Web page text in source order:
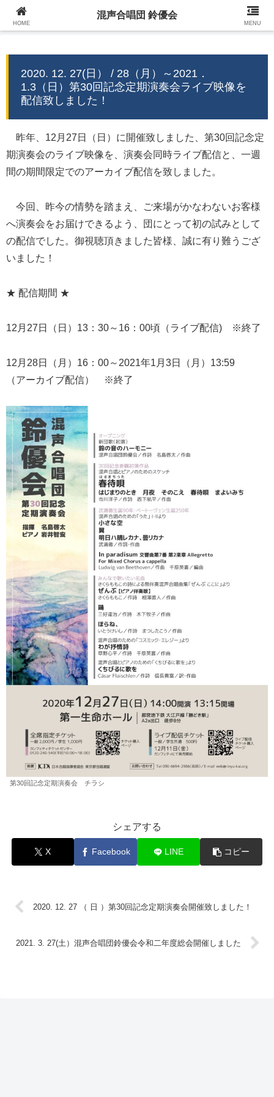
混声合唱団 鈴優会 公式ウェブサイト
2020. 12. 27(日） / 28（月）～2021．
1.3（日）第30回記念定期演奏会ライブ映像を
配信致しました！
昨年、12月27日（日）に開催致しました、第30回記念定
期演奏会のライブ映像を、演奏会同時ライブ配信と、一週
間の期間限定でのアーカイブ配信を致しました。
今回、昨今の情勢を踏まえ、ご来場がかなわないお客様
へ演奏会をお届けできるよう、団にとって初の試みとして
の配信でした。御視聴頂きました皆様、誠に有り難うござ
いました！
★ 配信期間 ★
12月27日（日）13：30～16：00頃（ライブ配信) ※終了
12月28日（月）16：00～2021年1月3日（月）13:59
（アーカイブ配信） ※終了
第30回記念定期演奏会 チラシ
シェアする
X Facebook LINE コピー
2020. 12. 27 （ 日 ）第30回記念定期演奏会開催致しました！
2021. 3. 27(土）混声合唱団鈴優会令和二年度総会開催しました
HOME
混声合唱団 鈴優会
MENU